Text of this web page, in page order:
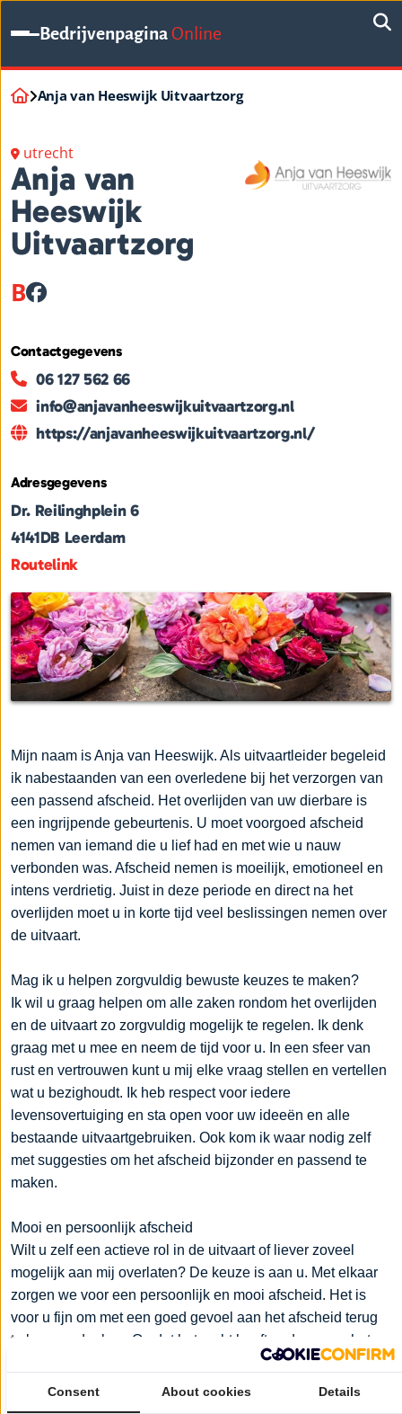
BedrijvenpaginaOnline
Anja van Heeswijk Uitvaartzorg
utrecht
Anja van
Heeswijk
Uitvaartzorg
B
Contactgegevens
06 127 562 66
info@anjavanheeswijkuitvaartzorg.nl
https://anjavanheeswijkuitvaartzorg.nl/
Adresgegevens
Dr. Reilinghplein 6
4141DB Leerdam
Routelink
Mijn naam is Anja van Heeswijk. Als uitvaartleider begeleid
ik nabestaanden van een overledene bij het verzorgen van
een passend afscheid. Het overlijden van uw dierbare is
een ingrijpende gebeurtenis. U moet voorgoed afscheid
nemen van iemand die u lief had en met wie u nauw
verbonden was. Afscheid nemen is moeilijk, emotioneel en
intens verdrietig. Juist in deze periode en direct na het
overlijden moet u in korte tijd veel beslissingen nemen over
de uitvaart.
Mag ik u helpen zorgvuldig bewuste keuzes te maken?
Ik wil u graag helpen om alle zaken rondom het overlijden
en de uitvaart zo zorgvuldig mogelijk te regelen. Ik denk
graag met u mee en neem de tijd voor u. In een sfeer van
rust en vertrouwen kunt u mij elke vraag stellen en vertellen
wat u bezighoudt. Ik heb respect voor iedere
levensovertuiging en sta open voor uw ideeën en alle
bestaande uitvaartgebruiken. Ook kom ik waar nodig zelf
met suggesties om het afscheid bijzonder en passend te
maken.
Mooi en persoonlijk afscheid
Wilt u zelf een actieve rol in de uitvaart of liever zoveel
mogelijk aan mij overlaten? De keuze is aan u. Met elkaar
zorgen we voor een persoonlijk en mooi afscheid. Het is
voor u fijn om met een goed gevoel aan het afscheid terug
te kunnen denken. Omdat het recht heeft gedaan aan het
leven van uw dierbare. Afscheid nemen op een wijze waar
u, ondanks veel verdriet en pijn, met warmte naar terugkijkt.
Dat is wat ik graag voor u wil realiseren.
Consent About cookies Details